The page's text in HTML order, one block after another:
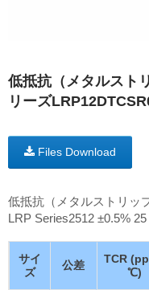
低抵抗（メタルスト
リーズ
Files Download
低抵抗（メタルストリッ
LRP Series2512 ±0.5%
サイ
ズ
公差
TCR
℃)